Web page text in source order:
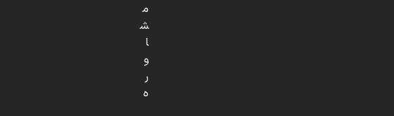
م
ش
ا
و
ر
ه